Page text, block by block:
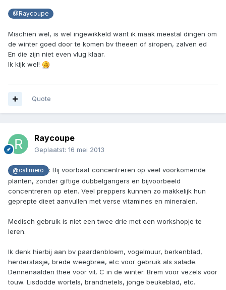
@Raycoupe
Mischien wel, is wel ingewikkeld want ik maak meestal dingen om
de winter goed door te komen bv theeen of siropen, zalven ed
En die zijn niet even vlug klaar.
Ik kijk wel!
Quote
Raycoupe
Geplaatst: 16 mei 2013
@calimero
: Bij voorbaat concentreren op veel voorkomende
planten, zonder giftige dubbelgangers en bijvoorbeeld
concentreren op eten. Veel preppers kunnen zo makkelijk hun
geprepte dieet aanvullen met verse vitamines en mineralen.
Medisch gebruik is niet een twee drie met een workshopje te
leren.
Ik denk hierbij aan bv paardenbloem, vogelmuur, berkenblad,
herderstasje, brede weegbree, etc voor gebruik als salade.
Dennenaalden thee voor vit. C in de winter. Brem voor vezels voor
touw. Lisdodde wortels, brandnetels, jonge beukeblad, etc.